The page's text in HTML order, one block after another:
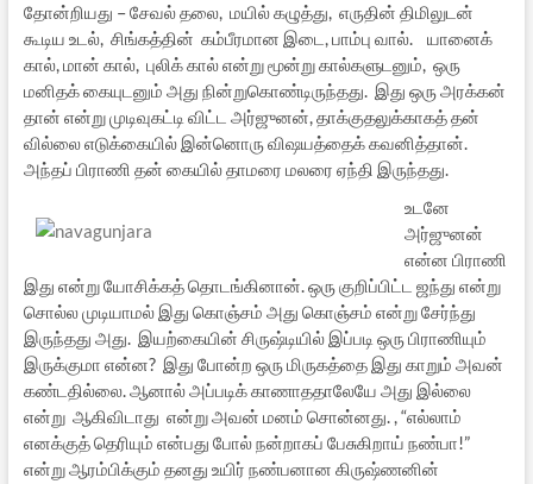
தோன்றியது – சேவல் தலை, மயில் கழுத்து, எருதின் திமிலுடன்
கூடிய உடல், சிங்கத்தின் கம்பீரமான இடை, பாம்பு வால். யானைக்
கால், மான் கால், புலிக் கால் என்று மூன்று கால்களுடனும், ஒரு
மனிதக் கையுடனும் அது நின்றுகொண்டிருந்தது. இது ஒரு அரக்கன்
தான் என்று முடிவுகட்டி விட்ட அர்ஜுனன், தாக்குதலுக்காகத் தன்
வில்லை எடுக்கையில் இன்னொரு விஷயத்தைக் கவனித்தான்.
அந்தப் பிராணி தன் கையில் தாமரை மலரை ஏந்தி இருந்தது.
உடனே
அர்ஜுனன்
என்ன பிராணி
இது என்று யோசிக்கத் தொடங்கினான். ஒரு குறிப்பிட்ட ஜந்து என்று
சொல்ல முடியாமல் இது கொஞ்சம் அது கொஞ்சம் என்று சேர்ந்து
இருந்தது அது. இயற்கையின் சிருஷ்டியில் இப்படி ஒரு பிராணியும்
இருக்குமா என்ன? இது போன்ற ஒரு மிருகத்தை இது காறும் அவன்
கண்டதில்லை. ஆனால் அப்படிக் காணாததாலேயே அது இல்லை
என்று ஆகிவிடாது என்று அவன் மனம் சொன்னது. , “எல்லாம்
எனக்குத் தெரியும் என்பது போல் நன்றாகப் பேசுகிறாய் நண்பா!”
என்று ஆரம்பிக்கும் தனது உயிர் நண்பனான கிருஷ்ணனின்